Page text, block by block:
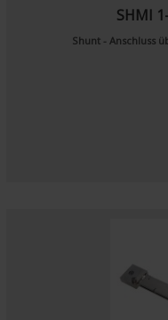
SHMI
Shunt - Anschluss